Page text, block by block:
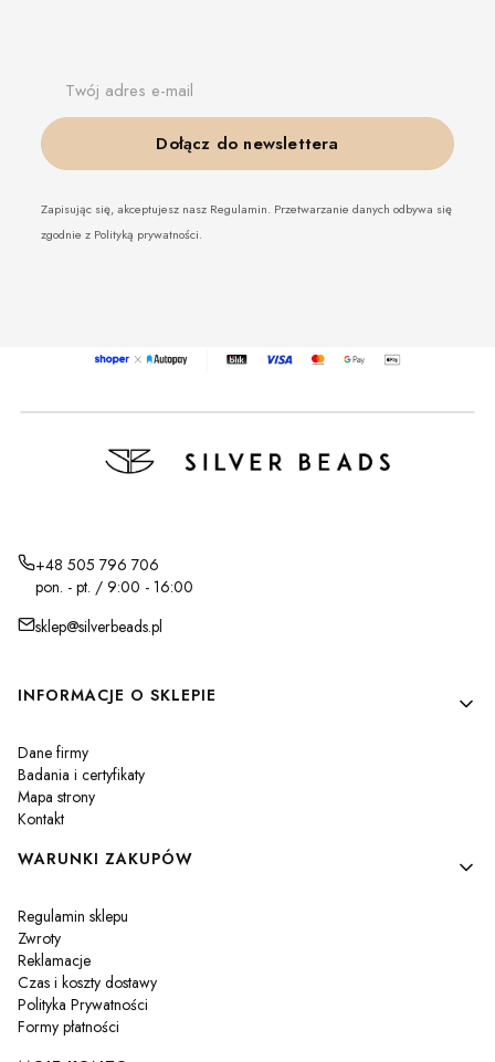
Twój adres e-mail
Dołącz do newslettera
Zapisując się, akceptujesz nasz Regulamin. Przetwarzanie danych odbywa się
zgodnie z Polityką prywatności.
+48 505 796 706
pon. - pt. / 9:00 - 16:00
sklep@silverbeads.pl
Linki w stopce
INFORMACJE O SKLEPIE
Dane firmy
Badania i certyfikaty
Mapa strony
Kontakt
WARUNKI ZAKUPÓW
Regulamin sklepu
Zwroty
Reklamacje
Czas i koszty dostawy
Polityka Prywatności
Formy płatności